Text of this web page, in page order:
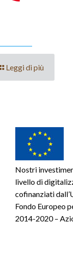
Leggi di più
Nostri
livello di
cofinanziati
Fondo Europeo
2014-2020 –